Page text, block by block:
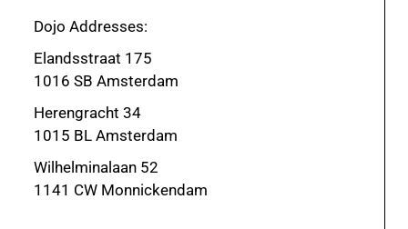
Dojo Addresses:
Elandsstraat 175
1016 SB Amsterdam
Herengracht 34
1015 BL Amsterdam
Wilhelminalaan 52
1141 CW Monnickendam